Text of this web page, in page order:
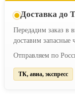
Доставка до
Передадим заказ в
доставим запасные
Отправляем по
ТК, авиа, экспресс